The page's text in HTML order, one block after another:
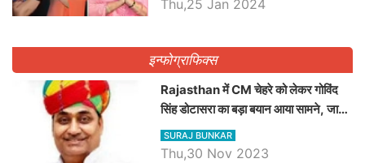
Thu,25 Jan 2024
इन्फोग्राफिक्स
Rajasthan में CM चेहरे को लेकर गोविंद
सिंह डोटासरा का बड़ा बयान आया सामने, जानें
विचार
SURAJ BUNKAR
Thu,30 Nov 2023